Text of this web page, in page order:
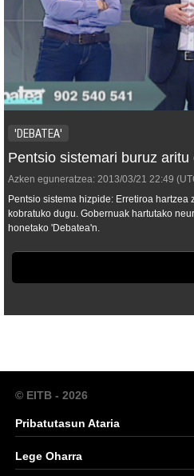
'DEBATEA'
Pentsio sistemari buruz aritu
Azken eguneratzea: 2013/03/21 22:49
Pentsio sistema hizpide: Erretiroa
kobratuko dugu. Gobernuak hartutako
honetako 'Debatea'n.
© EITB - 2026
Pribatutasun Ataria
Lege Oharra